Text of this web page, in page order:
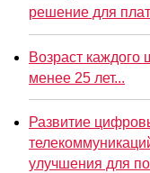
решение для
Возраст каждого
менее 25 лет...
Развитие
улучшения для